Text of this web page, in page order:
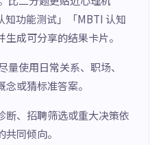
知功能测试」「MBTI 认知
成可分享的结果卡片。
使用日常关系、职场、
或猜标准答案。
断、招聘筛选或重大决策依
同倾向。